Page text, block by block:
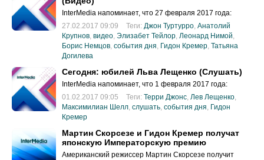
InterMedia напоминает, что 27 февраля 2017 года:
27.02.2017 09:09
Теги: Джон Туртурро, Анатолий
Крупнов, видео, Элизабет Тейлор, Леонард Нимой,
Борис Немцов, события дня, Гидон Кремер, Татьяна
Догилева
Сегодня: юбилей Льва Лещенко (Слушать)
InterMedia напоминает, что 1 февраля 2017 года:
01.02.2017 09:05
Теги: Терри Джонс, Лев Лещенко,
Максимилиан Шелл, слушать, события дня, Гидон
Кремер
Мартин Скорсезе и Гидон Кремер получат
японскую Императорскую премию
Американский режиссер Мартин Скорсезе получит